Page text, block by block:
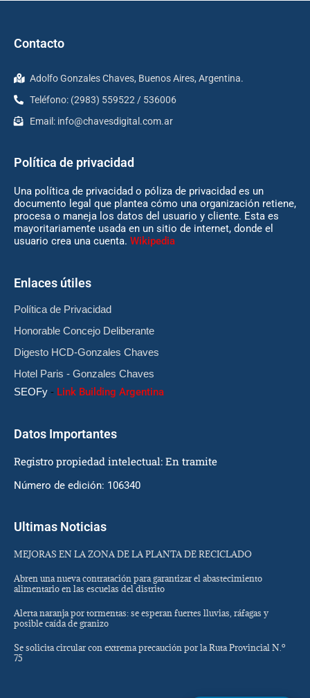
Contacto
Adolfo Gonzales Chaves, Buenos Aires, Argentina.
Teléfono: (2983) 559522 / 536006
Email: info@chavesdigital.com.ar
Política de privacidad
Una política de privacidad o póliza de privacidad es un
documento legal que plantea cómo una organización retiene,
procesa o maneja los datos del usuario y cliente. Esta es
mayoritariamente usada en un sitio de internet, donde el
usuario crea una cuenta. Wikipedia
Enlaces útiles
Política de Privacidad
Honorable Concejo Deliberante
Digesto HCD-Gonzales Chaves
Hotel Paris - Gonzales Chaves
SEOFy - Link Building Argentina
Datos Importantes
Registro propiedad intelectual: En tramite
Número de edición: 106340
Ultimas Noticias
MEJORAS EN LA ZONA DE LA PLANTA DE RECICLADO
Abren una nueva contratación para garantizar el abastecimiento
alimentario en las escuelas del distrito
Alerta naranja por tormentas: se esperan fuertes lluvias, ráfagas y
posible caída de granizo
Se solicita circular con extrema precaución por la Ruta Provincial N.º
75